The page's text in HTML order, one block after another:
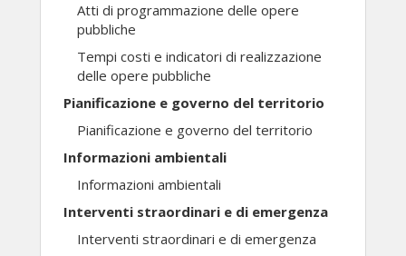
Atti di programmazione delle opere
pubbliche
Tempi costi e indicatori di realizzazione
delle opere pubbliche
Pianificazione e governo del territorio
Pianificazione e governo del territorio
Informazioni ambientali
Informazioni ambientali
Interventi straordinari e di emergenza
Interventi straordinari e di emergenza